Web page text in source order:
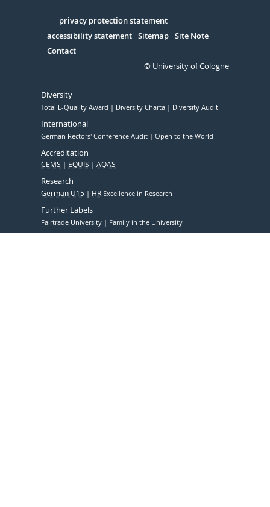
Serivce
privacy protection statement
accessibility statement Sitemap Site Note
Contact
© University of Cologne
Diversity
Total E-Quality Award Diversity Charta Diversity Audit
International
German Rectors' Conference Audit Open to the World
Accreditation
CEMS EQUIS AQAS
Research
German U15 HR Excellence in Research
Further Labels
Fairtrade University Family in the University